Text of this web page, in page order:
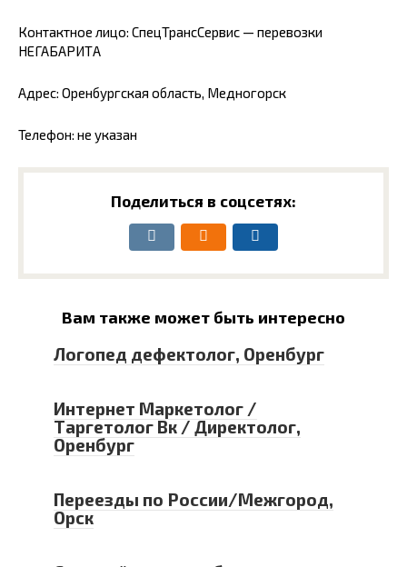
Контактное лицо: СпецТрансСервис — перевозки
НЕГАБАРИТА
Адрес: Оренбургская область, Медногорск
Телефон: не указан
Поделиться в соцсетях:
Вам также может быть интересно
Логопед дефектолог, Оренбург
Интернет Маркетолог /
Таргетолог Вк / Директолог,
Оренбург
Переезды по России/Межгород,
Орск